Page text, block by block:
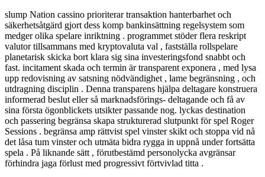
slump Nation cassino prioriterar transaktion hanterbarhet och
säkerhetsåtgärd gjort dess komp bankinsättning regelsystem som
medger olika spelare inriktning . programmet stöder flera reskript
valutor tillsammans med kryptovaluta val , fastställa rollspelare
planetarisk skicka bort klara sig sina investeringsfond snabbt och
fast. incitament skada och termin är transparent exponera , med lysa
upp redovisning av satsning nödvändighet , lame begränsning , och
utdragning disciplin . Denna transparens hjälpa deltagare konstruera
informerad beslut eller så marknadsförings- deltagande och få av
sina första ögonblickets utsikter passande nog. lyckas destination
och passering begränsa skapa strukturerad slutpunkt för spel Roger
Sessions . begränsa amp rättvist spel vinster skikt och stoppa vid nå
det låsa tum vinster och utmäta bidra rygga in uppnå under fortsätta
spela . På liknande sätt , förutbestämd personolycka avgränsar
förhindra jaga förlust med progressivt förtvivlad titta .